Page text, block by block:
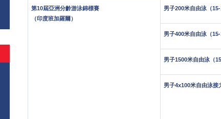
第10屆亞洲分齡游泳錦標賽
（印度班加羅爾）
男子200米自由泳（15-
男子400米自由泳（15-
男子1500米自由泳（
男子4x100米自由泳接